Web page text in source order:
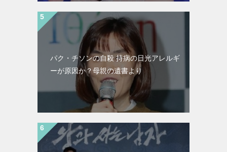
パク・チソンの自殺 持病の日光アレルギ
ーが原因か？母親の遺書より